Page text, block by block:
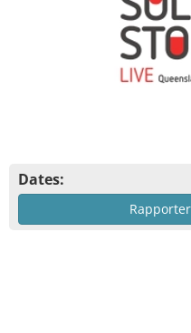
Dates: